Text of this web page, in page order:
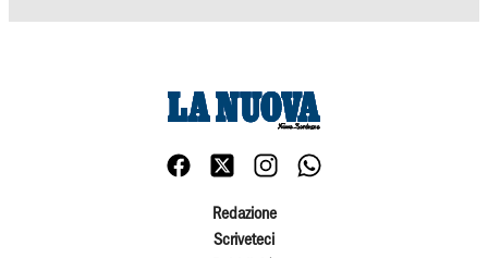
Redazione
Scriveteci